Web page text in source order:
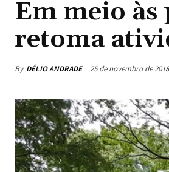
Em meio às
retoma
By DÉLIO ANDRADE 25 de novembro de 2018